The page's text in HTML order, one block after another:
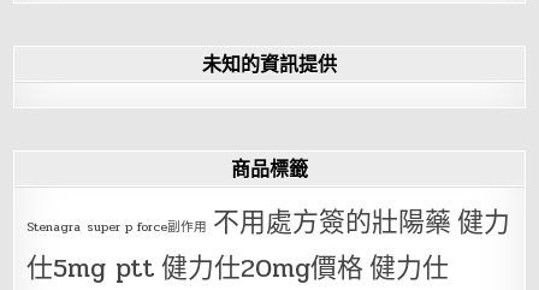
未知的資訊提供
商品標籤
Stenagra super p force副作用 不用處方簽的壯陽藥健力
仕5mg ptt健力仕20mg價格健力仕